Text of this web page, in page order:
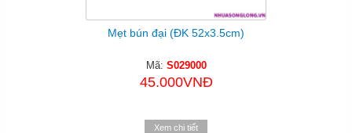
Mẹt bún đại (ĐK 52x3.5cm)
Mã: S029000
45.000VNĐ
Xem chi tiết